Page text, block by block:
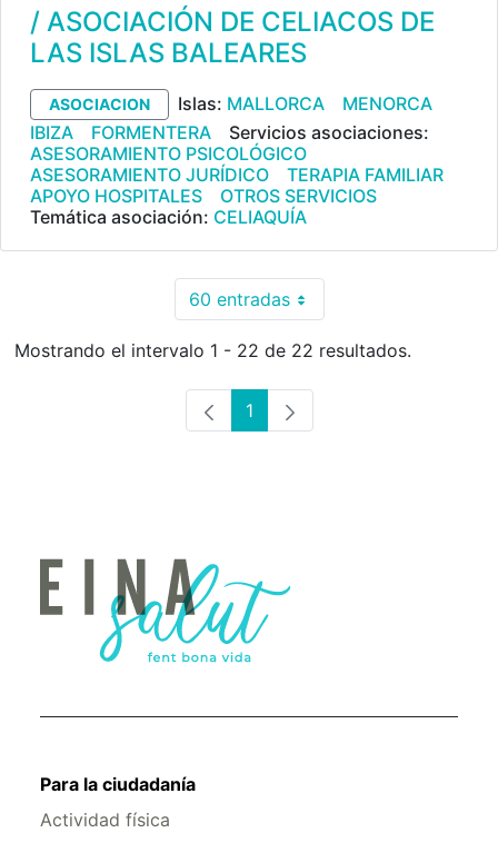
/ ASOCIACIÓN DE CELIACOS DE
LAS ISLAS BALEARES
ASOCIACION Islas: MALLORCA
MENORCA
IBIZA
FORMENTERA
Servicios asociaciones:
ASESORAMIENTO PSICOLÓGICO
ASESORAMIENTO JURÍDICO
TERAPIA FAMILIAR
APOYO HOSPITALES
OTROS SERVICIOS
Temática asociación: CELIAQUÍA
60 entradasPor página
Mostrando el intervalo 1 - 22 de 22 resultados.
Página
1
Para la ciudadanía
Actividad física